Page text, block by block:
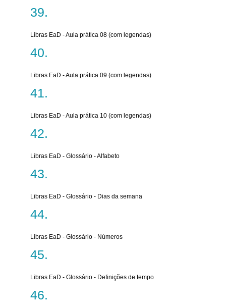
Libras EaD - Aula prática 08 (com legendas)
Libras EaD - Aula prática 09 (com legendas)
Libras EaD - Aula prática 10 (com legendas)
Libras EaD - Glossário - Alfabeto
Libras EaD - Glossário - Dias da semana
Libras EaD - Glossário - Números
Libras EaD - Glossário - Definições de tempo